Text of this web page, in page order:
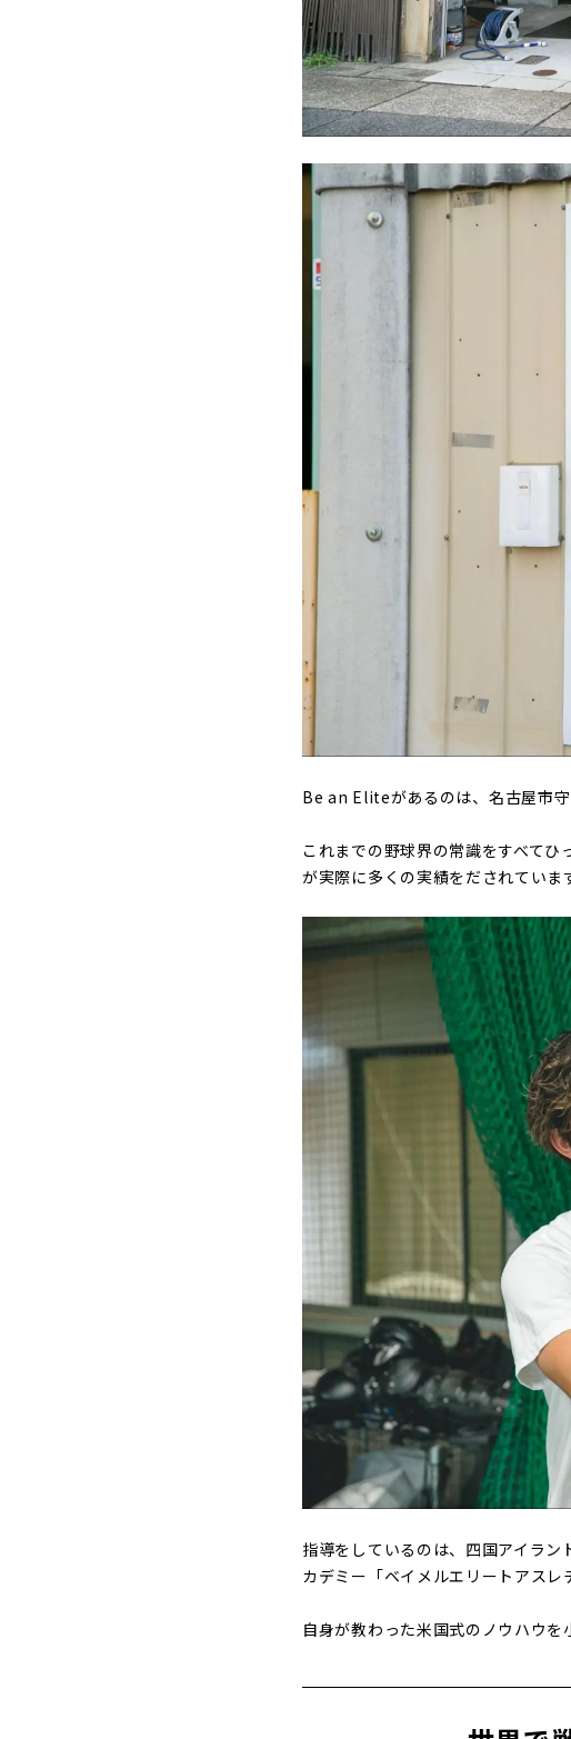
Be an Eliteがあるのは、名古屋市守
これまでの野球界の常識をすべて
が実際に多くの実績をだされていま
指導をしているのは、四国アイラ
カデミー「ベイメルエリートアスレ
自身が教わった米国式のノウハウを